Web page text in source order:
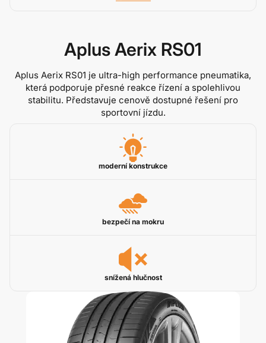
Aplus Aerix RS01
Aplus Aerix RS01 je ultra-high performance pneumatika,
která podporuje přesné reakce řízení a spolehlivou
stabilitu. Představuje cenově dostupné řešení pro
sportovní jízdu.
moderní konstrukce
bezpečí na mokru
snížená hlučnost